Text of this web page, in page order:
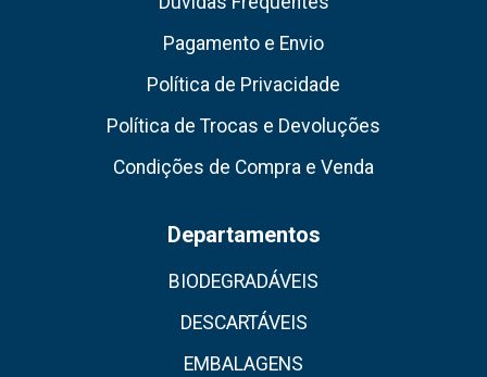
Pagamento e Envio
Política de Privacidade
Política de Trocas e Devoluções
Condições de Compra e Venda
Departamentos
BIODEGRADÁVEIS
DESCARTÁVEIS
EMBALAGENS